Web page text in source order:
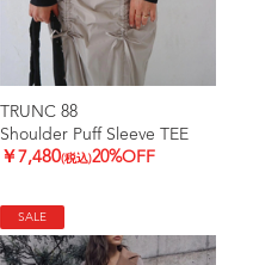
TRUNC 88
Shoulder Puff Sleeve TEE
￥7,480(税込)20%OFF
SALE